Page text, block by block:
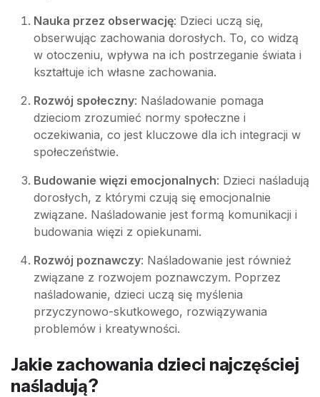
Nauka przez obserwację: Dzieci uczą się,
obserwując zachowania dorosłych. To, co widzą
w otoczeniu, wpływa na ich postrzeganie świata i
kształtuje ich własne zachowania.
Rozwój społeczny: Naśladowanie pomaga
dzieciom zrozumieć normy społeczne i
oczekiwania, co jest kluczowe dla ich integracji w
społeczeństwie.
Budowanie więzi emocjonalnych: Dzieci naśladują
dorosłych, z którymi czują się emocjonalnie
związane. Naśladowanie jest formą komunikacji i
budowania więzi z opiekunami.
Rozwój poznawczy: Naśladowanie jest również
związane z rozwojem poznawczym. Poprzez
naśladowanie, dzieci uczą się myślenia
przyczynowo-skutkowego, rozwiązywania
problemów i kreatywności.
Jakie zachowania dzieci najczęściej
naśladują?